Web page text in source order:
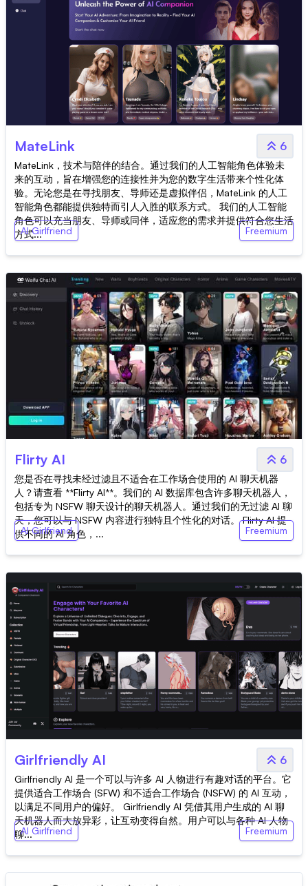
MateLink 6
MateLink，技术与陪伴的结合。通过我们的人工智能角色体验未
来的互动，旨在增强您的连接性并为您的数字生活带来个性化体
验。无论您是在寻找朋友、导师还是虚拟伴侣，MateLink 的人工
智能角色都能提供独特而引人入胜的联系方式。 我们的人工智能
角色可以充当朋友、导师或同伴，适应您的需求并提供符合您生活
方式...
AI Girlfriend Freemium
Flirty AI 6
您是否在寻找未经过滤且不适合在工作场合使用的 AI 聊天机器
人？请查看 **Flirty AI**。我们的 AI 数据库包含许多聊天机器人，
包括专为 NSFW 聊天设计的聊天机器人。通过我们的无过滤 AI 聊
天，您可以与 NSFW 内容进行独特且个性化的对话。 Flirty AI 提
供不同的 AI 角色，...
AI Girlfriend Freemium
Girlfriendly AI 6
Girlfriendly AI 是一个可以与许多 AI 人物进行有趣对话的平台。它
提供适合工作场合 (SFW) 和不适合工作场合 (NSFW) 的 AI 互动，
以满足不同用户的偏好。 Girlfriendly AI 凭借其用户生成的 AI 聊
天机器人而大放异彩，让互动变得自然。用户可以与各种 AI 人物
聊...
AI Girlfriend Freemium